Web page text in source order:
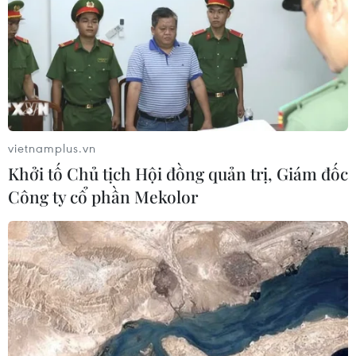
30/07/2026 06:46
Xây dựng Cổng Thông tin điện tử Hà
Nội thành nguồn thông tin nhanh,
tin cậy
30/07/2026 04:20
Diễn đàn Truyền thông ASEAN lần
thứ 10: Báo chí đồng hành vì Cộng
đồng ASEAN 2045
29/07/2026 11:41
Nghệ An: Bị xử phạt vì phát tán
thông tin giả về sáp nhập đơn vị
vietnamplus.vn
Khởi tố Chủ tịch Hội đồng quản trị, Giám đốc
Công ty cổ phần Mekolor